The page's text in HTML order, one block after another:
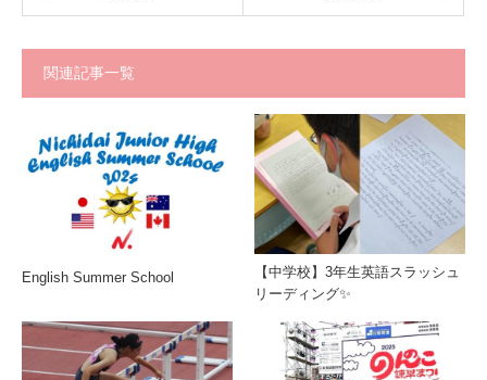
関連記事一覧
English Summer School
【中学校】3年生英語スラッシュ
リーディング✨